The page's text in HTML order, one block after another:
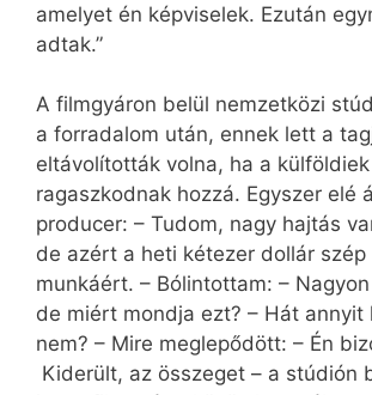
amelyet én képviselek. Ezután
adtak.”
A filmgyáron belül nemzetközi
a forradalom után, ennek lett a
eltávolították volna, ha a
ragaszkodnak hozzá. Egyszer elé
producer: – Tudom, nagy hajtás
de azért a heti kétezer dollár szép
munkáért. – Bólintottam: –
de miért mondja ezt? – Hát annyit
nem? – Mire meglepődött: – Én
Kiderült, az összeget – a stúdión